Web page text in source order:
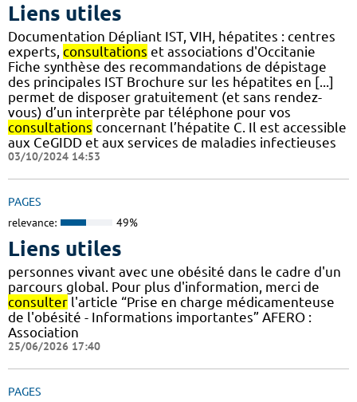
Liens utiles
Documentation Dépliant IST, VIH, hépatites : centres
experts, consultations et associations d'Occitanie
Fiche synthèse des recommandations de dépistage
des principales IST Brochure sur les hépatites en [...]
permet de disposer gratuitement (et sans rendez-
vous) d’un interprète par téléphone pour vos
consultations concernant l’hépatite C. Il est accessible
aux CeGIDD et aux services de maladies infectieuses
03/10/2024 14:53
PAGES
relevance: 49%
Liens utiles
personnes vivant avec une obésité dans le cadre d'un
parcours global. Pour plus d'information, merci de
consulter l'article “Prise en charge médicamenteuse
de l'obésité - Informations importantes” AFERO :
Association
25/06/2026 17:40
PAGES